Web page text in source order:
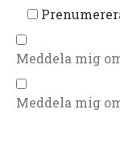
Meddela mig
Meddela mig